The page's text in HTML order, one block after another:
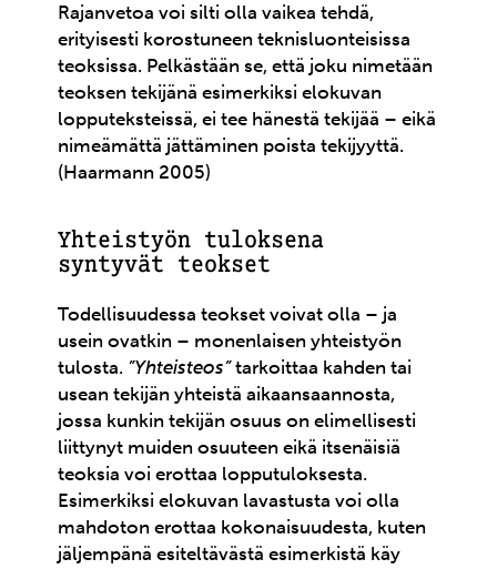
Rajanvetoa voi silti olla vaikea tehdä,
erityisesti korostuneen teknisluonteisissa
teoksissa. Pelkästään se, että joku nimetään
teoksen tekijänä esimerkiksi elokuvan
lopputeksteissä, ei tee hänestä tekijää – eikä
nimeämättä jättäminen poista tekijyyttä.
(Haarmann 2005)
Yhteistyön tuloksena
syntyvät teokset
Todellisuudessa teokset voivat olla – ja
usein ovatkin – monenlaisen yhteistyön
tulosta. ”Yhteisteos”tarkoittaa kahden tai
usean tekijän yhteistä aikaansaannosta,
jossa kunkin tekijän osuus on elimellisesti
liittynyt muiden osuuteen eikä itsenäisiä
teoksia voi erottaa lopputuloksesta.
Esimerkiksi elokuvan lavastusta voi olla
mahdoton erottaa kokonaisuudesta, kuten
jäljempänä esiteltävästä esimerkistä käy